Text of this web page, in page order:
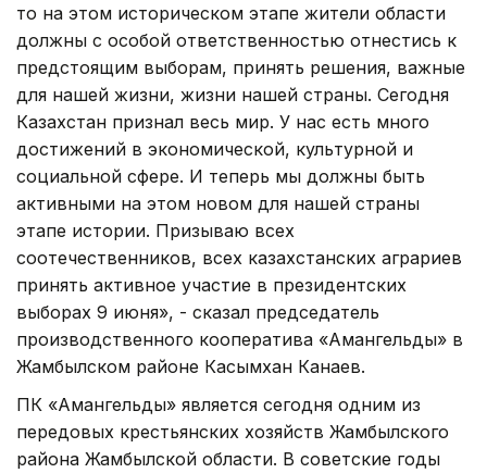
то на этом историческом этапе жители области
должны с особой ответственностью отнестись к
предстоящим выборам, принять решения, важные
для нашей жизни, жизни нашей страны. Сегодня
Казахстан признал весь мир. У нас есть много
достижений в экономической, культурной и
социальной сфере. И теперь мы должны быть
активными на этом новом для нашей страны
этапе истории. Призываю всех
соотечественников, всех казахстанских аграриев
принять активное участие в президентских
выборах 9 июня», - сказал председатель
производственного кооператива «Амангельды» в
Жамбылском районе Касымхан Канаев.
ПК «Амангельды» является сегодня одним из
передовых крестьянских хозяйств Жамбылского
района Жамбылской области. В советские годы